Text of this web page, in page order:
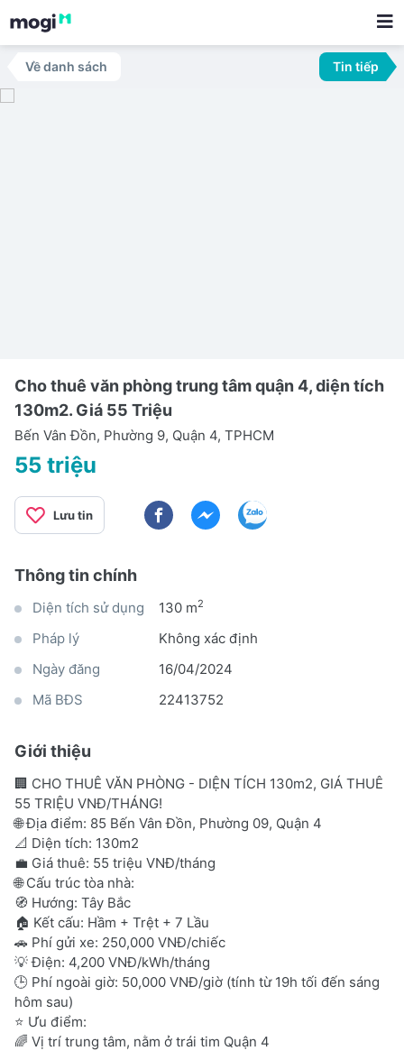
Về danh sách Tin tiếp
Cho thuê văn phòng trung tâm quận 4, diện tích
130m2. Giá 55 Triệu
Bến Vân Đồn, Phường 9, Quận 4, TPHCM
55 triệu
Lưu tin
Thông tin chính
Diện tích sử dụng 130 m2
Pháp lý
Không xác định
Ngày đăng
16/04/2024
Mã BĐS
22413752
Giới thiệu
🏢 CHO THUÊ VĂN PHÒNG - DIỆN TÍCH 130m2, GIÁ THUÊ
55 TRIỆU VNĐ/THÁNG!
🌐 Địa điểm: 85 Bến Vân Đồn, Phường 09, Quận 4
📐 Diện tích: 130m2
💼 Giá thuê: 55 triệu VNĐ/tháng
🌐 Cấu trúc tòa nhà:
🧭 Hướng: Tây Bắc
🏠 Kết cấu: Hầm + Trệt + 7 Lầu
🚗 Phí gửi xe: 250,000 VNĐ/chiếc
💡 Điện: 4,200 VNĐ/kWh/tháng
🕒 Phí ngoài giờ: 50,000 VNĐ/giờ (tính từ 19h tối đến sáng
hôm sau)
⭐ Ưu điểm:
🌈 Vị trí trung tâm, nằm ở trái tim Quận 4